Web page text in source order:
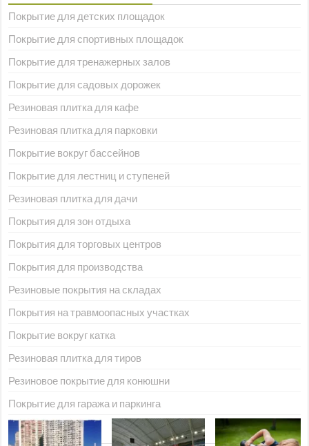
Покрытие для детских площадок
Покрытие для спортивных площадок
Покрытие для тренажерных залов
Покрытие для садовых дорожек
Резиновая плитка для кафе
Резиновая плитка для парковки
Покрытие вокруг бассейнов
Покрытие для лестниц и ступеней
Резиновая плитка для дачи
Покрытия для зон отдыха
Покрытия для торговых центров
Покрытия для производства
Резиновые покрытия на складах
Покрытия на травмоопасных участках
Покрытие вокруг катка
Резиновая плитка для тиров
Резиновое покрытие для конюшни
Покрытие для гаража и паркинга